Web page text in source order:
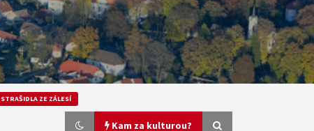
ZE ZÁLESÍ
Kam za kulturou?